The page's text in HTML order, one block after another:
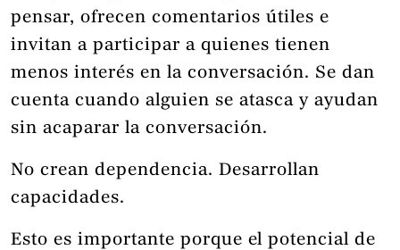
pensar, ofrecen comentarios útiles e
invitan a participar a quienes tienen
menos interés en la conversación. Se dan
cuenta cuando alguien se atasca y ayudan
sin acaparar la conversación.
No crean dependencia. Desarrollan
capacidades.
Esto es importante porque el potencial de